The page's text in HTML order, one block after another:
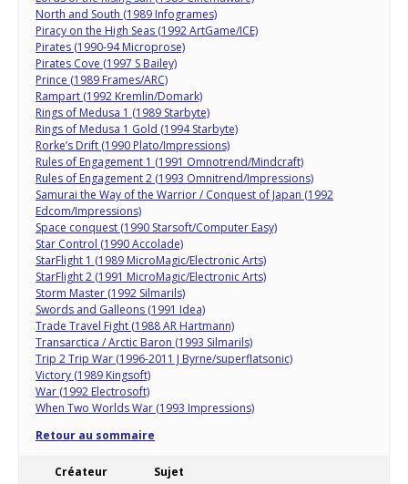
North and South (1989 Infogrames)
Piracy on the High Seas (1992 ArtGame/ICE)
Pirates (1990-94 Microprose)
Pirates Cove (1997 S Bailey)
Prince (1989 Frames/ARC)
Rampart (1992 Kremlin/Domark)
Rings of Medusa 1 (1989 Starbyte)
Rings of Medusa 1 Gold (1994 Starbyte)
Rorke’s Drift (1990 Plato/Impressions)
Rules of Engagement 1 (1991 Omnotrend/Mindcraft)
Rules of Engagement 2 (1993 Omnitrend/Impressions)
Samurai the Way of the Warrior / Conquest of Japan (1992
Edcom/Impressions)
Space conquest (1990 Starsoft/Computer Easy)
Star Control (1990 Accolade)
StarFlight 1 (1989 MicroMagic/Electronic Arts)
StarFlight 2 (1991 MicroMagic/Electronic Arts)
Storm Master (1992 Silmarils)
Swords and Galleons (1991 Idea)
Trade Travel Fight (1988 AR Hartmann)
Transarctica / Arctic Baron (1993 Silmarils)
Trip 2 Trip War (1996-2011 J Byrne/superflatsonic)
Victory (1989 Kingsoft)
War (1992 Electrosoft)
When Two Worlds War (1993 Impressions)
Retour au sommaire
Créateur Sujet